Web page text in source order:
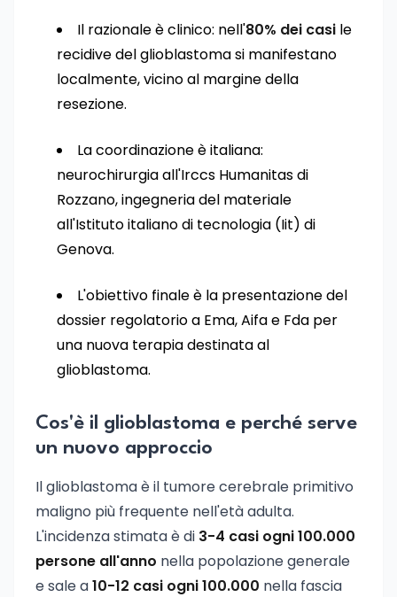
Il razionale è clinico: nell'80% dei casi le
recidive del glioblastoma si manifestano
localmente, vicino al margine della
resezione.
La coordinazione è italiana:
neurochirurgia all'Irccs Humanitas di
Rozzano, ingegneria del materiale
all'Istituto italiano di tecnologia (Iit) di
Genova.
L'obiettivo finale è la presentazione del
dossier regolatorio a Ema, Aifa e Fda per
una nuova terapia destinata al
glioblastoma.
Cos'è il glioblastoma e perché serve
un nuovo approccio
Il glioblastoma è il tumore cerebrale primitivo
maligno più frequente nell'età adulta.
L'incidenza stimata è di 3-4 casi ogni 100.000
persone all'anno nella popolazione generale
e sale a10-12 casi ogni 100.000 nella fascia